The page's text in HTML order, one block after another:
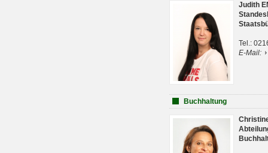
Judith
Tel.:
E-Mail:
Buchhaltung